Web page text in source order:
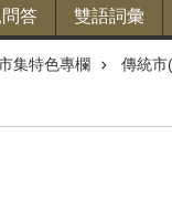
答 雙語詞彙
集特色專欄 傳統市